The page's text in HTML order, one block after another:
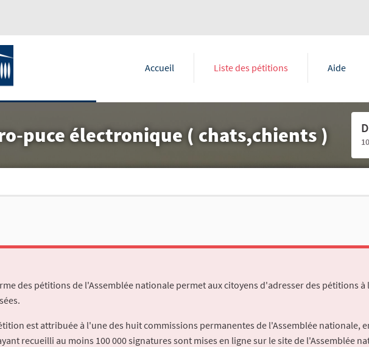
Accueil Liste des pétitions Aide
puce électronique ( chats,chients )
des pétitions de l'Assemblée nationale permet aux citoyens d'adresser des pétitions
est attribuée à l'une des huit commissions permanentes de l'Assemblée nationale,
recueilli au moins 100 000 signatures sont mises en ligne sur le site de l'Assemblée